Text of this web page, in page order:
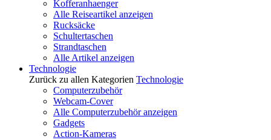
Kofferanhaenger
Alle Reiseartikel anzeigen
Rucksäcke
Schultertaschen
Strandtaschen
Alle Artikel anzeigen
Technologie
Zurück zu allen Kategorien Technologie
Computerzubehör
Webcam-Cover
Alle Computerzubehör anzeigen
Gadgets
Action-Kameras